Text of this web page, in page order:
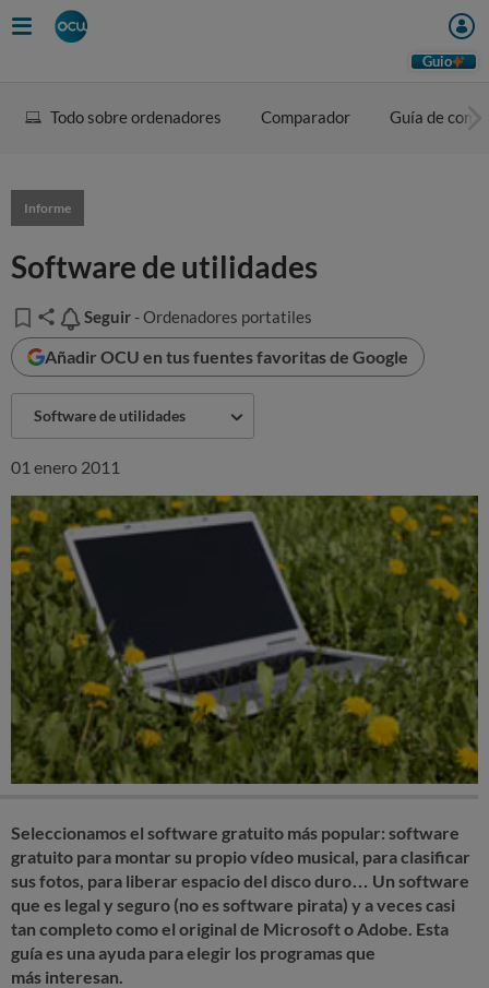
Guio
Todo sobre ordenadores Comparador Guía de
Informe
Software de utilidades
Seguir
Seguir - Ordenadores portatiles
Añadir OCU en tus fuentes favoritas de Google
Software de utilidades
01 enero 2011
Seleccionamos el software gratuito más popular: software
gratuito para montar su propio vídeo musical, para clasificar
sus fotos, para liberar espacio del disco duro… Un software
que es legal y seguro (no es software pirata) y a veces casi
tan completo como el original de Microsoft o Adobe. Esta
guía es una ayuda para elegir los programas que
más interesan.